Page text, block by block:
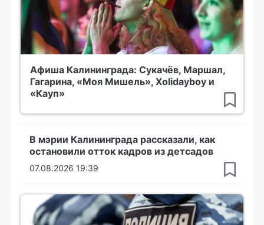
Афиша Калининграда: Сукачёв, Маршал,
Гагарина, «Моя Мишель», Xolidayboy и
«Кауп»
В мэрии Калининграда рассказали, как
остановили отток кадров из детсадов
07.08.2026 19:39